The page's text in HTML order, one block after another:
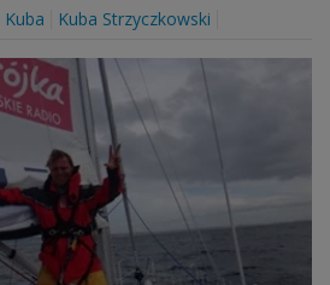
Kuba Kuba Strzyczkowski